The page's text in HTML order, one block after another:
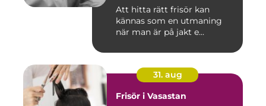
Att hitta rätt frisör kan
kännas som en utmaning
när man är på jakt e...
31. aug
Frisör i Vasastan